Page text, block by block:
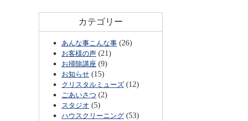
カテゴリー
あんな事こんな事 (26)
お客様の声 (21)
お掃除講座 (9)
お知らせ (15)
クリスタルミューズ (12)
ごあいさつ (2)
スタジオ (5)
ハウスクリーニング (53)